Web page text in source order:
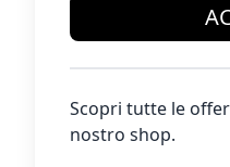
Scopri tutte le
nostro shop.